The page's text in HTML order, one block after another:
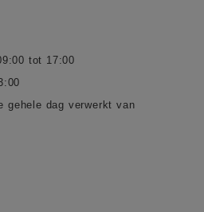
tot 17:00
gehele dag verwerkt van